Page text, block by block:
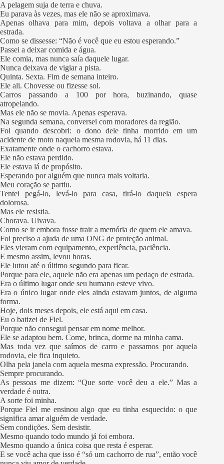
A pelagem suja de terra e chuva.
Eu parava às vezes, mas ele não se aproximava.
Apenas olhava para mim, depois voltava a olhar para a
estrada.
Como se dissesse: “Não é você que eu estou esperando.”
Passei a deixar comida e água.
Ele comia, mas nunca saía daquele lugar.
Nunca deixava de vigiar a pista.
Quinta. Sexta. Fim de semana inteiro.
Ele ali. Chovesse ou fizesse sol.
Carros passando a 100 por hora, buzinando, quase
atropelando.
Mas ele não se movia. Apenas esperava.
Na segunda semana, conversei com moradores da região.
Foi quando descobri: o dono dele tinha morrido em um
acidente de moto naquela mesma rodovia, há 11 dias.
Exatamente onde o cachorro estava.
Ele não estava perdido.
Ele estava lá de propósito.
Esperando por alguém que nunca mais voltaria.
Meu coração se partiu.
Tentei pegá-lo, levá-lo para casa, tirá-lo daquela espera
dolorosa.
Mas ele resistia.
Chorava. Uivava.
Como se ir embora fosse trair a memória de quem ele amava.
Foi preciso a ajuda de uma ONG de proteção animal.
Eles vieram com equipamento, experiência, paciência.
E mesmo assim, levou horas.
Ele lutou até o último segundo para ficar.
Porque para ele, aquele não era apenas um pedaço de estrada.
Era o último lugar onde seu humano esteve vivo.
Era o único lugar onde eles ainda estavam juntos, de alguma
forma.
Hoje, dois meses depois, ele está aqui em casa.
Eu o batizei de Fiel.
Porque não consegui pensar em nome melhor.
Ele se adaptou bem. Come, brinca, dorme na minha cama.
Mas toda vez que saímos de carro e passamos por aquela
rodovia, ele fica inquieto.
Olha pela janela com aquela mesma expressão. Procurando.
Sempre procurando.
As pessoas me dizem: “Que sorte você deu a ele.” Mas a
verdade é outra.
A sorte foi minha.
Porque Fiel me ensinou algo que eu tinha esquecido: o que
significa amar alguém de verdade.
Sem condições. Sem desistir.
Mesmo quando todo mundo já foi embora.
Mesmo quando a única coisa que resta é esperar.
E se você acha que isso é “só um cachorro de rua”, então você